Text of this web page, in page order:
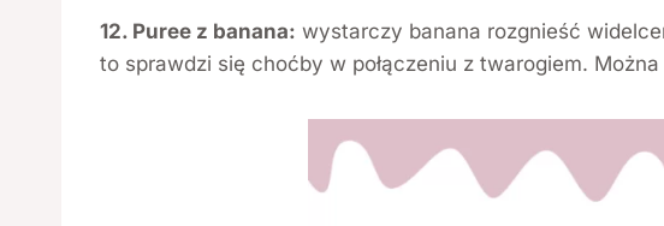
12. Puree z banana: wystarczy banana rozgnieść
to sprawdzi się choćby w połączeniu z twarogiem.